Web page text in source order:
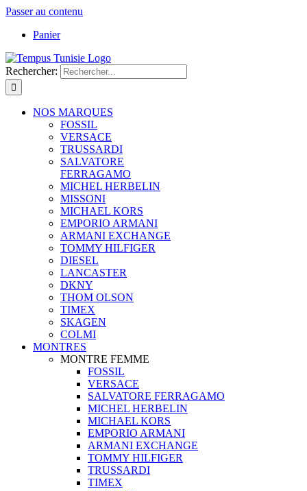
Passer au contenu
Panier
Rechercher:
NOS MARQUES
FOSSIL
VERSACE
TRUSSARDI
SALVATORE
FERRAGAMO
MICHEL HERBELIN
MISSONI
MICHAEL KORS
EMPORIO ARMANI
ARMANI EXCHANGE
TOMMY HILFIGER
DIESEL
LANCASTER
DKNY
THOM OLSON
TIMEX
SKAGEN
COLMI
MONTRES
MONTRE FEMME
FOSSIL
VERSACE
SALVATORE FERRAGAMO
MICHEL HERBELIN
MICHAEL KORS
EMPORIO ARMANI
ARMANI EXCHANGE
TOMMY HILFIGER
TRUSSARDI
TIMEX